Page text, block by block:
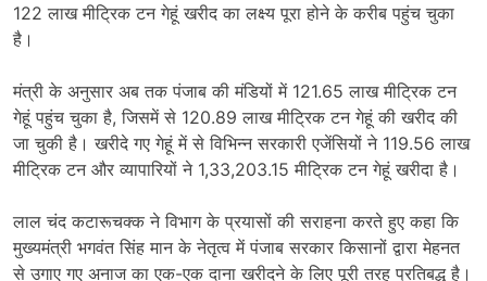
122 लाख मीट्रिक टन गेहूं खरीद का लक्ष्य पूरा होने के करीब पहुंच चुका
है।
मंत्री के अनुसार अब तक पंजाब की मंडियों में 121.65 लाख मीट्रिक टन
गेहूं पहुंच चुका है, जिसमें से 120.89 लाख मीट्रिक टन गेहूं की खरीद की
जा चुकी है। खरीदे गए गेहूं में से विभिन्न सरकारी एजेंसियों ने 119.56 लाख
मीट्रिक टन और व्यापारियों ने 1,33,203.15 मीट्रिक टन गेहूं खरीदा है।
लाल चंद कटारूचक्क ने विभाग के प्रयासों की सराहना करते हुए कहा कि
मुख्यमंत्री भगवंत सिंह मान के नेतृत्व में पंजाब सरकार किसानों द्वारा मेहनत
से उगाए गए अनाज का एक-एक दाना खरीदने के लिए पूरी तरह प्रतिबद्ध है।